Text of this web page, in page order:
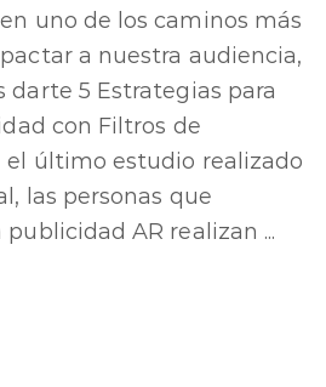
uno de los caminos más
a nuestra audiencia,
darte 5 Estrategias para
con Filtros de
último estudio realizado
las personas que
AR realizan ...